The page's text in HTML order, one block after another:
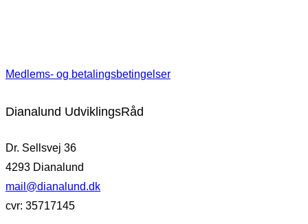
Medlems- og betalingsbetingelser
Dianalund UdviklingsRåd
Dr. Sellsvej 36
4293 Dianalund
mail@dianalund.dk
cvr: 35717145